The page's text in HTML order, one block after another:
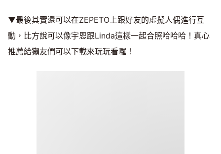
▼最後其實還可以在ZEPETO上跟好友的虛擬人偶進行互
動，比方說可以像宇恩跟Linda這樣一起合照哈哈哈！真心
推薦給獺友們可以下載來玩玩看囉！